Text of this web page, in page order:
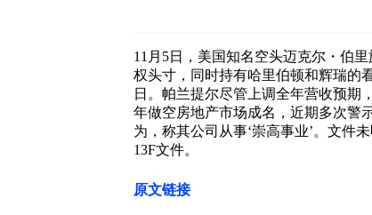
11月5日，美国知名空头迈克尔・伯
权头寸，同时持有哈里伯顿和辉瑞的
日。帕兰提尔尽管上调全年营收预期
年做空房地产市场成名，近期多次警
为，称其公司从事‘崇高事业’。文件
13F文件。
原文链接